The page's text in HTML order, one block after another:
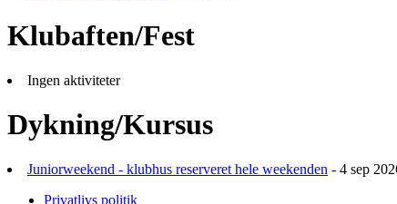
Klubaften/Fest
Ingen aktiviteter
Dykning/Kursus
Juniorweekend - klubhus reserveret hele weekenden - 4 sep
Privatlivs politik